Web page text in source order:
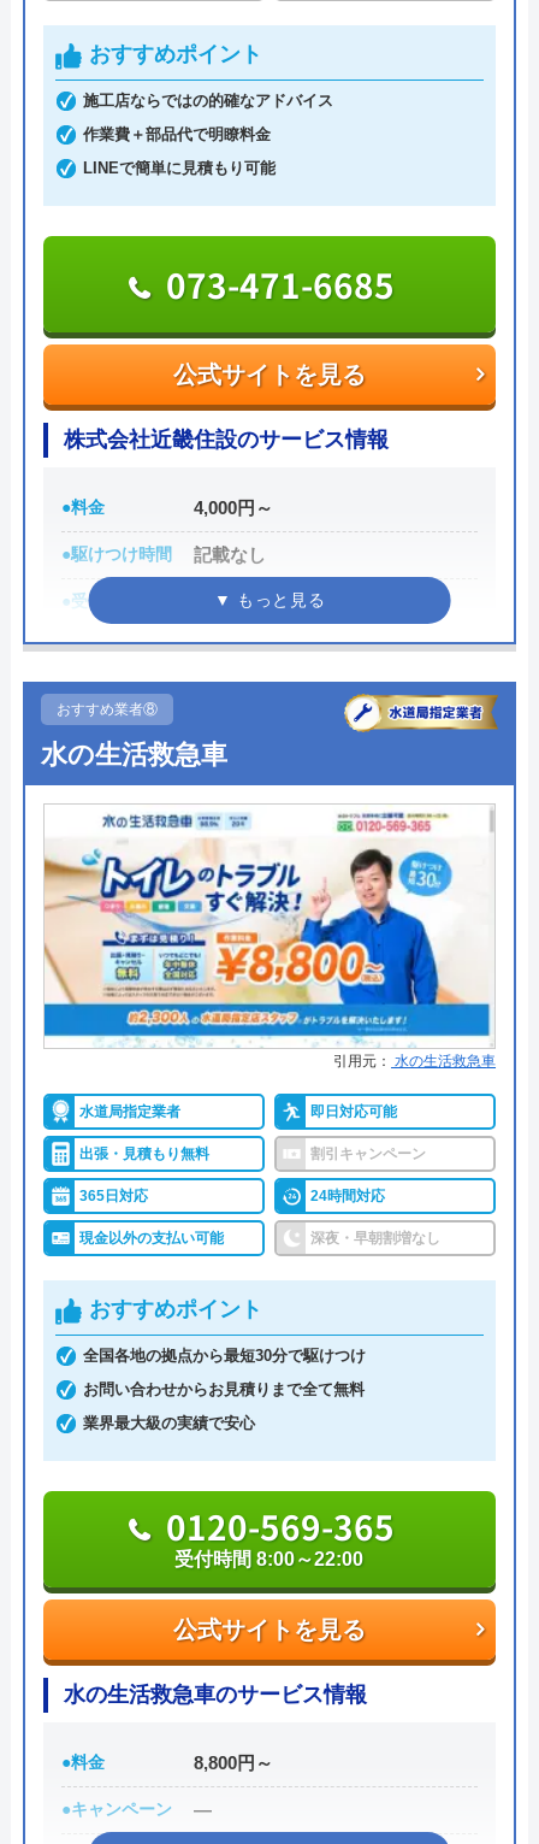
4（123件のクチコミ）
※クチコミの内容について
洗面の蛇口の交換をお願いしました。初めて
の電話のときから丁寧に相談に乗ってくださ
障やアフターフォローもしっかりしているの
水道も壊れてしまい、交換をお願いしまし
た。 こちらの都合に合わせて、最短で作業
してもらえるように日程を組んでいただきま
した。 ありがとうございます。 またお願い
に現金払いであるため、依頼する際は手元に現金を
全国で幅広い依頼に対応しており、実績も豊富な業
者です。
0120-041-904
Benryの基本情報
運営会社 株式会社ベンリーコーポレーション
創業・設立 1990年5月
所在地
〒452-0001
愛知県清須市西枇杷島町古城2丁目10-
対応エリア 全国
Benryのクチコミ on
2.3（15 件のクチコミ）
※クチコミの内容について
per
2 年前
します。
おすすめポイント
施工店ならではの的確なアドバイス
作業費＋部品代で明瞭料金
LINEで簡単に見積もり可能
公式サイトを見る
073-471-6685
株式会社近畿住設のサービス情報
●料金 4,000円～
●駆けつけ時間 記載なし
●受付時間 9:00～18:00
●定休日 日・祝日、年末年始、夏季休暇等
●累計実績
株式会社近畿住設がおすすめの理由
株式会社近畿住設は水漏れ修理、水回り設備リフォ
ームの専門店です、本社のある和歌山県和歌山市を
中心に、和歌山県の広域と大阪府の一部地域を対応
エリアとして営業しています。施工店ならではの視
点で、お客様に対して的確なアドバイスやサービス
を提供している点が魅力的です。料金については、
作業費+部品代に出張費が加算される料金システム
になっています。出張費は和歌山市との距離によっ
て変動します。LINEで写真を送ると簡単に見積もり
を取得できるので、費用が気になる方はぜひご利用
ください、
公式サイトを見る
073-471-6685
5（3件のクチコミ）
※クチコミの内容について
3 週間前
簡易水洗トイレの便器とトイレファンの交換
おすすめ業者⑧
水の生活救急車
引用元： 水の生活救急車
水道局指定業者 即日対応可能
出張・見積もり無料 割引キャンペーン
365日対応 24時間対応
現金以外の支払い可能 深夜・早朝割増なし
おすすめポイント
全国各地の拠点から最短30分で駆けつけ
お問い合わせからお見積りまで全て無料
業界最大級の実績で安心
公式サイトを見る
0120-569-365
受付時間 8:00～22:00
水の生活救急車のサービス情報
●料金 8,800円～
●キャンペーン ―